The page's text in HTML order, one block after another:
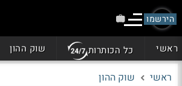
הירשמו
ראשי כל הכותרות שוק ההון
ראשי שוק ההון